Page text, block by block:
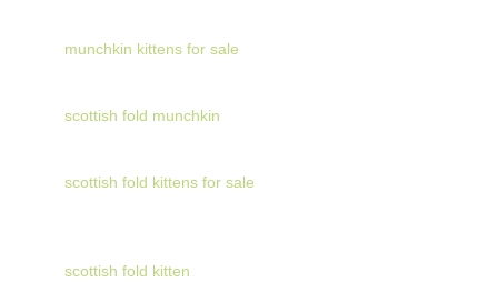
munchkin kittens for sale
scottish fold munchkin
scottish fold kittens for sale
scottish fold kitten